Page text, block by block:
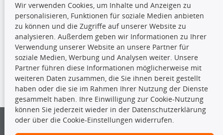
TecDoc Inside
Die hier angezeigten Daten insbesondere die gesamte Datenbank dürfen
nicht kopiert werden.
Es ist zu unterlassen, die Daten oder die gesamte Datenbank ohne
vorherige Zustimmung von TecDoc zu vervielfältigen, zu verbreiten
und/oder diese Handlungen durch Dritte ausführen zu lassen. Ein
Wir verwenden Cookies, um Inhalte und Anzeigen zu
personalisieren, Funktionen für soziale Medien anbieten
zu können und die Zugriffe auf unserer Website zu
analysieren. Außerdem geben wir Informationen zu Ihrer
Verwendung unserer Website an unsere Partner für
soziale Medien, Werbung und Analysen weiter. Unsere
Partner führen diese Informationen möglicherweise mit
weiteren Daten zusammen, die Sie ihnen bereit gestellt
haben oder die sie im Rahmen Ihrer Nutzung der Dienste
gesammelt haben. Ihre Einwilligung zur Cookie-Nutzung
können Sie jederzeit wieder in der Datenschutzerklärung
oder über die Cookie-Einstellungen widerrufen.